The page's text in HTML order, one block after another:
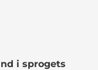
i sprogets